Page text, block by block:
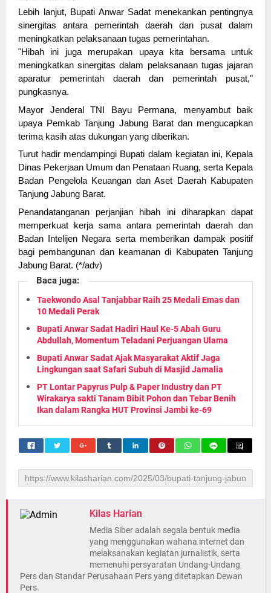
Lebih lanjut, Bupati Anwar Sadat menekankan pentingnya
sinergitas antara pemerintah daerah dan pusat dalam
meningkatkan pelaksanaan tugas pemerintahan.
"Hibah ini juga merupakan upaya kita bersama untuk
meningkatkan sinergitas dalam pelaksanaan tugas jajaran
aparatur pemerintah daerah dan pemerintah pusat,"
pungkasnya.
Mayor Jenderal TNI Bayu Permana, menyambut baik
upaya Pemkab Tanjung Jabung Barat dan mengucapkan
terima kasih atas dukungan yang diberikan.
Turut hadir mendampingi Bupati dalam kegiatan ini, Kepala
Dinas Pekerjaan Umum dan Penataan Ruang, serta Kepala
Badan Pengelola Keuangan dan Aset Daerah Kabupaten
Tanjung Jabung Barat.
Penandatanganan perjanjian hibah ini diharapkan dapat
memperkuat kerja sama antara pemerintah daerah dan
Badan Intelijen Negara serta memberikan dampak positif
bagi pembangunan dan keamanan di Kabupaten Tanjung
Jabung Barat. (*/adv)
Baca juga:
Taekwondo Asal Tanjabbar Raih 25 Medali Emas dan
10 Medali Perak
Bupati Anwar Sadat Hadiri Haul Ke-5 Abah Guru
Abdullah, Momentum Teladani Perjuangan Ulama
Bupati Anwar Sadat Ajak Masyarakat Aktif Jaga
Lingkungan saat Safari Subuh di Masjid Jamalia
PT Lontar Papyrus Pulp & Paper Industry dan PT
Wirakarya sakti Tanam Bibit Pohon dan Tebar Benih
Ikan dalam Rangka HUT Provinsi Jambi ke-69
Kilas Harian
Media Siber adalah segala bentuk media
yang menggunakan wahana internet dan
melaksanakan kegiatan jurnalistik, serta
memenuhi persyaratan Undang-Undang
Pers dan Standar Perusahaan Pers yang ditetapkan Dewan
Pers.